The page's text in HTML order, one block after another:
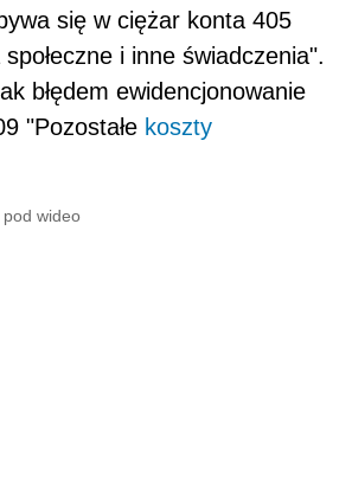
się w ciężar konta 405
i inne świadczenia".
błędem ewidencjonowanie
"Pozostałe koszty
pod wideo